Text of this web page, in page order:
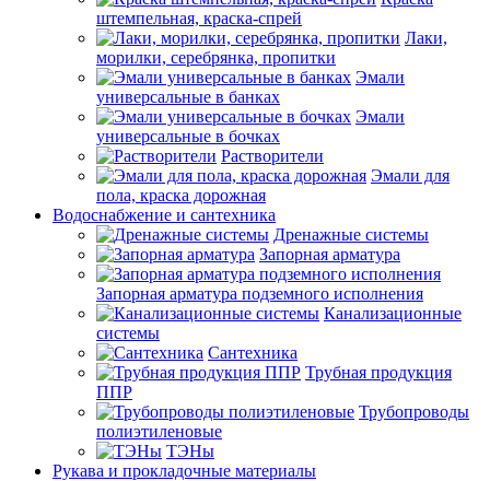
штемпельная, краска-спрей
Лаки,
морилки, серебрянка, пропитки
Эмали
универсальные в банках
Эмали
универсальные в бочках
Растворители
Эмали для
пола, краска дорожная
Водоснабжение и сантехника
Дренажные системы
Запорная арматура
Запорная арматура подземного исполнения
Канализационные
системы
Сантехника
Трубная продукция
ППР
Трубопроводы
полиэтиленовые
ТЭНы
Рукава и прокладочные материалы